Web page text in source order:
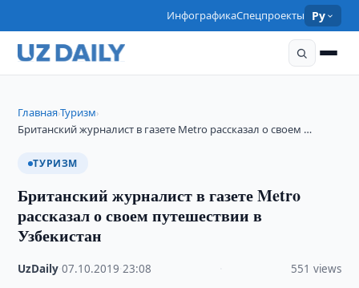
ИнфографикаСпецпроекты Ру
Главная›Туризм›
Британский журналист в газете Metro рассказал о своем …
ТУРИЗМ
Британский журналист в газете Metro
рассказал о своем путешествии в
Узбекистан
UzDaily ·07.10.2019 ·23:08 551 views